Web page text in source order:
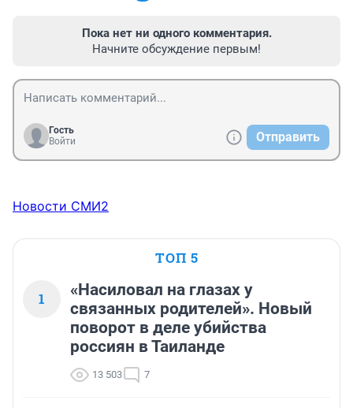
Пока нет ни одного комментария.
Начните обсуждение первым!
Гость
Войти
Отправить
Новости СМИ2
ТОП 5
1
«Насиловал на глазах у
связанных родителей». Новый
поворот в деле убийства
россиян в Таиланде
13 503 7